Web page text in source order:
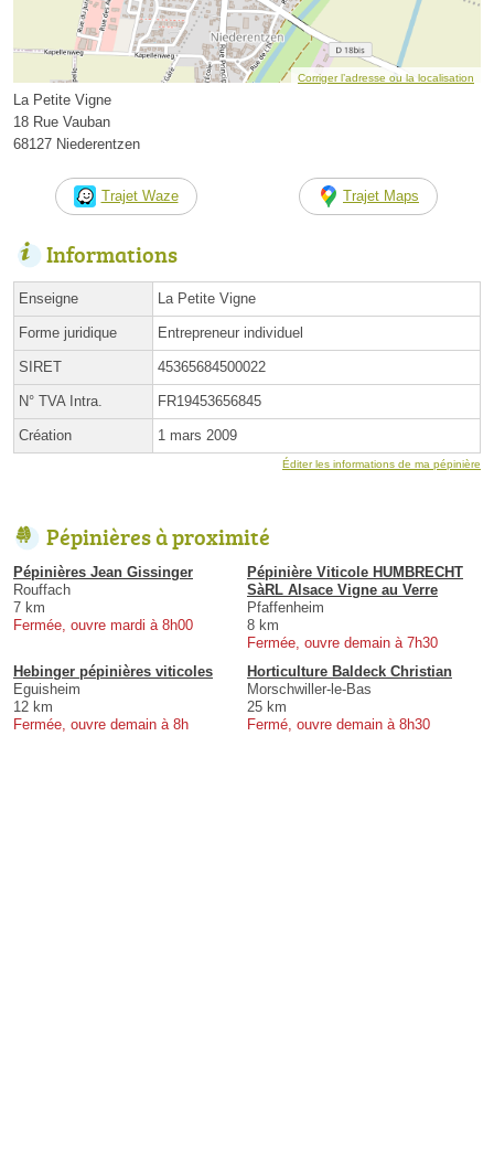
Corriger l’adresse ou la localisation
La Petite Vigne
18 Rue Vauban
68127 Niederentzen
Trajet Waze Trajet Maps
Informations
Enseigne La Petite Vigne
Forme juridique Entrepreneur individuel
SIRET 45365684500022
N° TVA Intra. FR19453656845
Création 1 mars 2009
Éditer les informations de ma pépinière
Pépinières à proximité
Pépinières Jean Gissinger
Rouffach
7 km
Fermée, ouvre mardi à 8h00
Pépinière Viticole HUMBRECHT
SàRL Alsace Vigne au Verre
Pfaffenheim
8 km
Fermée, ouvre demain à 7h30
Hebinger pépinières viticoles
Eguisheim
12 km
Fermée, ouvre demain à 8h
Horticulture Baldeck Christian
Morschwiller-le-Bas
25 km
Fermé, ouvre demain à 8h30